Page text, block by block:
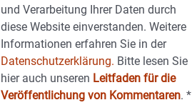
und Verarbeitung Ihrer Daten durch
diese Website einverstanden. Weitere
Informationen erfahren Sie in der
Datenschutzerklärung. Bitte lesen Sie
hier auch unseren Leitfaden für die
Veröffentlichung von Kommentaren.*